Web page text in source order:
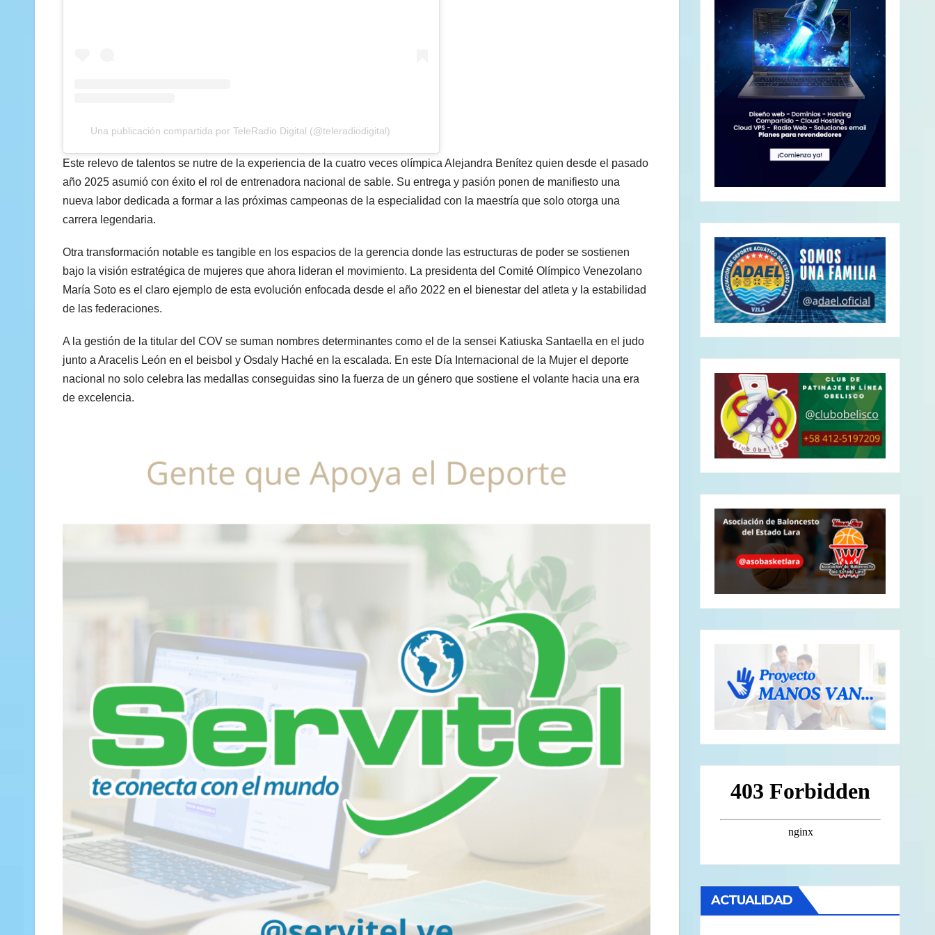
Una publicación compartida por TeleRadio Digital (@teleradiodigital)
Este relevo de talentos se nutre de la experiencia de la cuatro veces olímpica Alejandra Benítez quien desde el pasado
año 2025 asumió con éxito el rol de entrenadora nacional de sable. Su entrega y pasión ponen de manifiesto una
nueva labor dedicada a formar a las próximas campeonas de la especialidad con la maestría que solo otorga una
carrera legendaria.
Otra transformación notable es tangible en los espacios de la gerencia donde las estructuras de poder se sostienen
bajo la visión estratégica de mujeres que ahora lideran el movimiento. La presidenta del Comité Olímpico Venezolano
María Soto es el claro ejemplo de esta evolución enfocada desde el año 2022 en el bienestar del atleta y la estabilidad
de las federaciones.
A la gestión de la titular del COV se suman nombres determinantes como el de la sensei Katiuska Santaella en el judo
junto a Aracelis León en el beisbol y Osdaly Haché en la escalada. En este Día Internacional de la Mujer el deporte
nacional no solo celebra las medallas conseguidas sino la fuerza de un género que sostiene el volante hacia una era
de excelencia.
ACTUALIDAD